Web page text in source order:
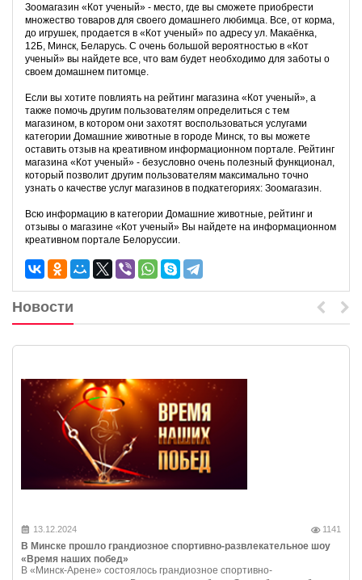
Зоомагазин «Кот ученый» - место, где вы сможете приобрести
множество товаров для своего домашнего любимца. Все, от корма,
до игрушек, продается в «Кот ученый» по адресу ул. Макаёнка,
12Б, Минск, Беларусь. С очень большой вероятностью в «Кот
ученый» вы найдете все, что вам будет необходимо для заботы о
своем домашнем питомце.
Если вы хотите повлиять на рейтинг магазина «Кот ученый», а
также помочь другим пользователям определиться с тем
магазином, в котором они захотят воспользоваться услугами
категории Домашние животные в городе Минск, то вы можете
оставить отзыв на креативном информационном портале. Рейтинг
магазина «Кот ученый» - безусловно очень полезный функционал,
который позволит другим пользователям максимально точно
узнать о качестве услуг магазинов в подкатегориях: Зоомагазин.
Всю информацию в категории Домашние животные, рейтинг и
отзывы о магазине «Кот ученый» Вы найдете на информационном
креативном портале Белоруссии.
Новости
13.12.2024 1141
В Минске прошло грандиозное спортивно-развлекательное шоу
«Время наших побед»
В «Минск-Арене» состоялось грандиозное спортивно-